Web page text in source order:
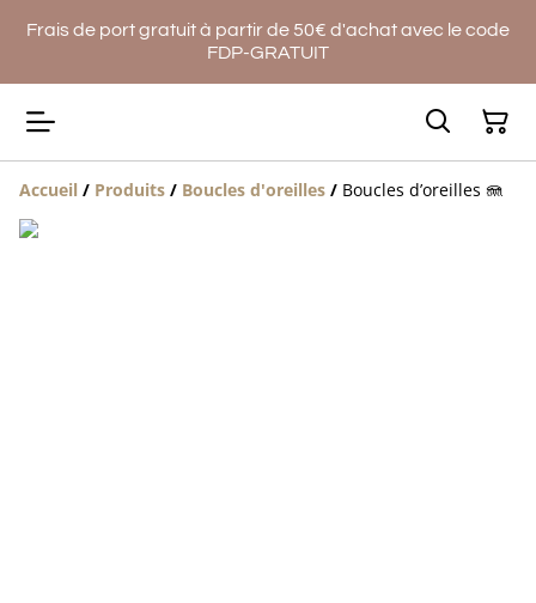
Frais de port gratuit à partir de 50€ d'achat avec le code
FDP-GRATUIT
Accueil / Produits / Boucles d'oreilles / Boucles d’oreilles 🪼